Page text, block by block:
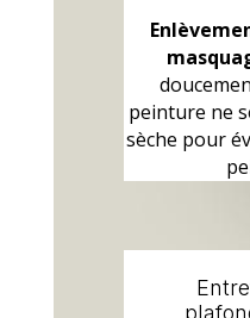
peinture ne
sèche pour